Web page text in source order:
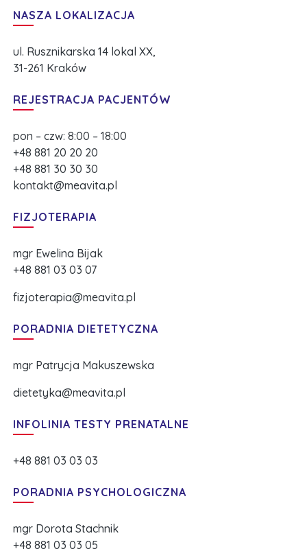
NASZA LOKALIZACJA
ul. Rusznikarska 14 lokal XX,
31-261 Kraków
REJESTRACJA PACJENTÓW
pon – czw: 8:00 – 18:00
+48 881 20 20 20
+48 881 30 30 30
kontakt@meavita.pl
FIZJOTERAPIA
mgr Ewelina Bijak
+48 881 03 03 07
fizjoterapia@meavita.pl
PORADNIA DIETETYCZNA
mgr Patrycja Makuszewska
dietetyka@meavita.pl
INFOLINIA TESTY PRENATALNE
+48 881 03 03 03
PORADNIA PSYCHOLOGICZNA
mgr Dorota Stachnik
+48 881 03 03 05